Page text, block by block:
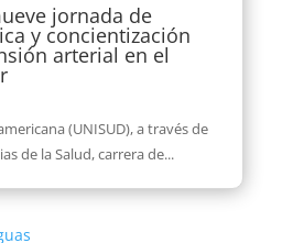
jornada de
y concientización
arterial en el
(UNISUD), a través de
de la Salud, carrera de...